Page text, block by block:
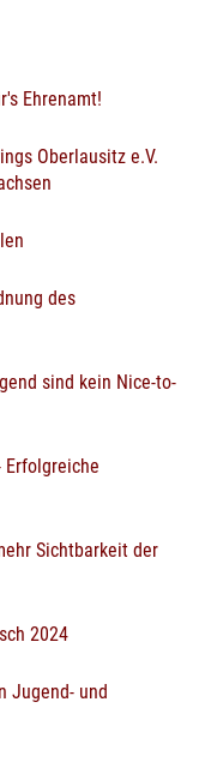
Ehrenamt!
Oberlausitz e.V.
des
sind kein Nice-to-
Sichtbarkeit der
2024
Jugend- und